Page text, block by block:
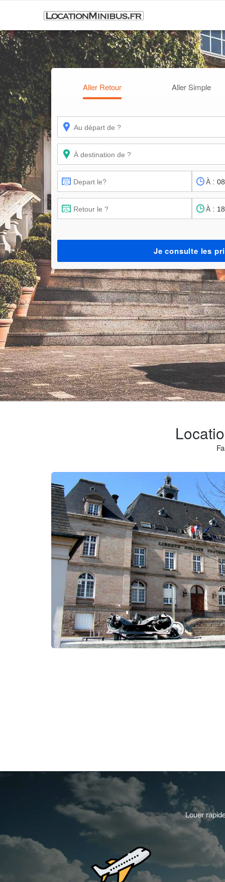
Aller Retour Aller Simple
À :
À :
Je consulte les
Louer